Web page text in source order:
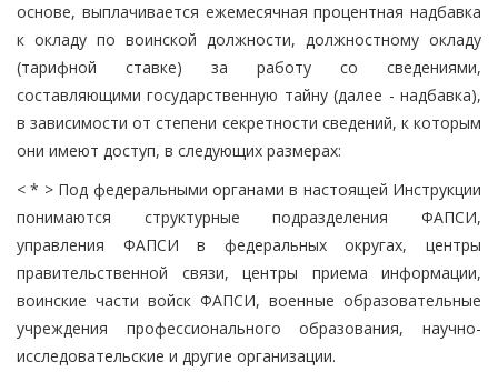
основе, выплачивается ежемесячная процентная надбавка
к окладу по воинской должности, должностному окладу
(тарифной ставке) за работу со сведениями,
составляющими государственную тайну (далее - надбавка),
в зависимости от степени секретности сведений, к которым
они имеют доступ, в следующих размерах:
< * > Под федеральными органами в настоящей Инструкции
понимаются структурные подразделения ФАПСИ,
управления ФАПСИ в федеральных округах, центры
правительственной связи, центры приема информации,
воинские части войск ФАПСИ, военные образовательные
учреждения профессионального образования, научно-
исследовательские и другие организации.